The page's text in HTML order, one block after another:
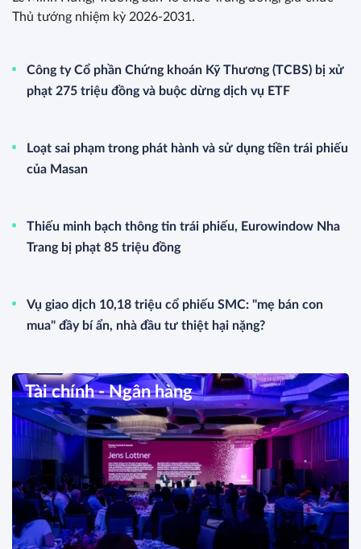
Thủ tướng nhiệm kỳ 2026-2031.
Công ty Cổ phần Chứng khoán Kỹ Thương (TCBS) bị xử
phạt 275 triệu đồng và buộc dừng dịch vụ ETF
Loạt sai phạm trong phát hành và sử dụng tiền trái phiếu
của Masan
Thiếu minh bạch thông tin trái phiếu, Eurowindow Nha
Trang bị phạt 85 triệu đồng
Vụ giao dịch 10,18 triệu cổ phiếu SMC: "mẹ bán con
mua" đầy bí ẩn, nhà đầu tư thiệt hại nặng?
Tài chính - Ngân hàng